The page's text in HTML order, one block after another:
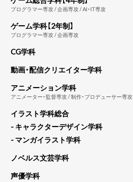
プログラマー専攻 / 企画専攻 / AI・IT専攻
ゲーム学科【2年制】
プログラマー専攻 / 企画専攻
CG学科
動画・配信クリエイター学科
アニメーション学科
アニメーター・監督専攻 / 制作・プロデューサー専攻
イラスト学科総合
- キャラクターデザイン学科
- マンガイラスト学科
ノベルス文芸学科
声優学科